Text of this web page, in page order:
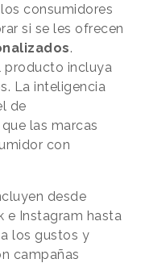
consumidores
si se les ofrecen
.
producto incluya
La inteligencia
de
las marcas
con
desde
e Instagram hasta
los gustos y
campañas